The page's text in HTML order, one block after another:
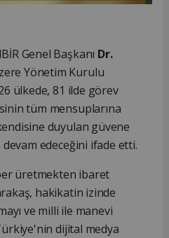
Genel Başkanı Dr.
Yönetim Kurulu
ülkede, 81 ilde görev
tüm mensuplarına
duyulan güvene
devam edeceğini ifade etti.
üretmekten ibaret
hakikatin izinde
ve milli ile manevi
dijital medya